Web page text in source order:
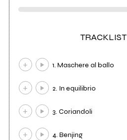
TRACKLIST
1. Maschere al ballo
2. In equilibrio
3. Coriandoli
4. Benjing